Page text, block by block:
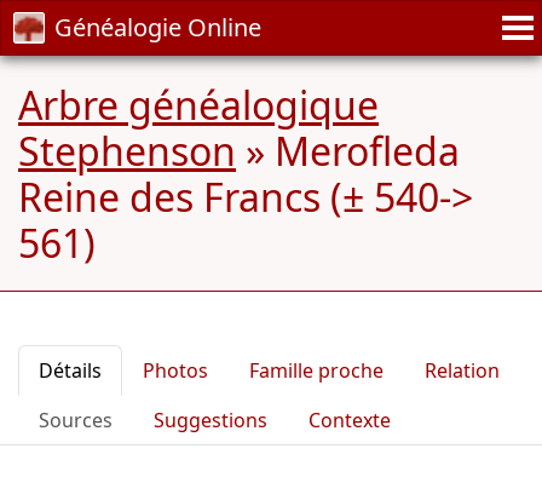
Généalogie Online
Arbre généalogique
Stephenson » Merofleda
Reine des Francs (± 540->
561)
Détails Photos Famille proche
Relation
Sources
Suggestions Contexte